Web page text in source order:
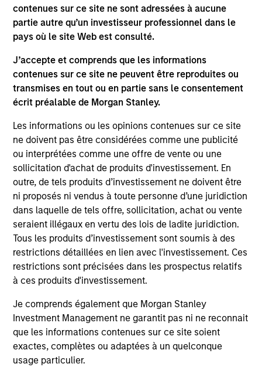
contenues sur ce site ne sont adressées à aucune
partie autre qu’un investisseur professionnel dans le
pays où le site Web est consulté.
J’accepte et comprends que les informations
contenues sur ce site ne peuvent être reproduites ou
transmises en tout ou en partie sans le consentement
écrit préalable de Morgan Stanley.
Les informations ou les opinions contenues sur ce site
ne doivent pas être considérées comme une publicité
ou interprétées comme une offre de vente ou une
sollicitation d'achat de produits d'investissement. En
outre, de tels produits d’investissement ne doivent être
ni proposés ni vendus à toute personne d’une juridiction
dans laquelle de tels offre, sollicitation, achat ou vente
seraient illégaux en vertu des lois de ladite juridiction.
Tous les produits d’investissement sont soumis à des
restrictions détaillées en lien avec l'investissement. Ces
restrictions sont précisées dans les prospectus relatifs
à ces produits d'investissement.
Je comprends également que Morgan Stanley
Investment Management ne garantit pas ni ne reconnait
que les informations contenues sur ce site soient
exactes, complètes ou adaptées à un quelconque
usage particulier.
Pennsylvania.
Team Insights
PRESS RELEASE
Morgan Stanley Capital Partners
Acquires Security 101
Investment funds managed by Morgan Stanley
Capital Partners (MSCP), the middle market
private equity buyout team within Morgan
Stanley Investment Management, announced
today the acquisition of Security 101, a leading
provider of commercial security integration
services.